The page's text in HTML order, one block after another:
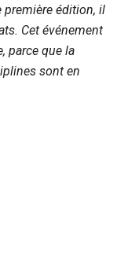
première édition, il
Cet événement
parce que la
sont en